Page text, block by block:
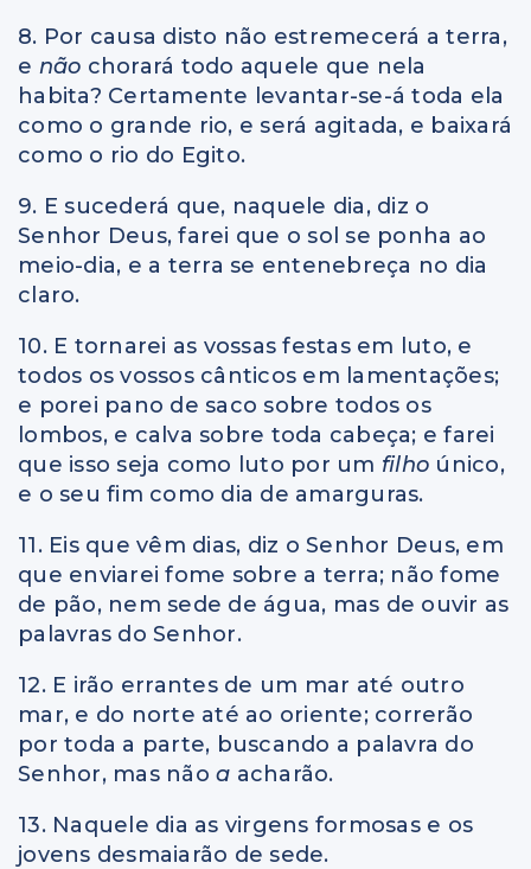
8. Por causa disto não estremecerá a terra,
e não chorará todo aquele que nela
habita? Certamente levantar-se-á toda ela
como o grande rio, e será agitada, e baixará
como o rio do Egito.
9. E sucederá que, naquele dia, diz o
Senhor Deus, farei que o sol se ponha ao
meio-dia, e a terra se entenebreça no dia
claro.
10. E tornarei as vossas festas em luto, e
todos os vossos cânticos em lamentações;
e porei pano de saco sobre todos os
lombos, e calva sobre toda cabeça; e farei
que isso seja como luto por um filho único,
e o seu fim como dia de amarguras.
11. Eis que vêm dias, diz o Senhor Deus, em
que enviarei fome sobre a terra; não fome
de pão, nem sede de água, mas de ouvir as
palavras do Senhor.
12. E irão errantes de um mar até outro
mar, e do norte até ao oriente; correrão
por toda a parte, buscando a palavra do
Senhor, mas não a acharão.
13. Naquele dia as virgens formosas e os
jovens desmaiarão de sede.